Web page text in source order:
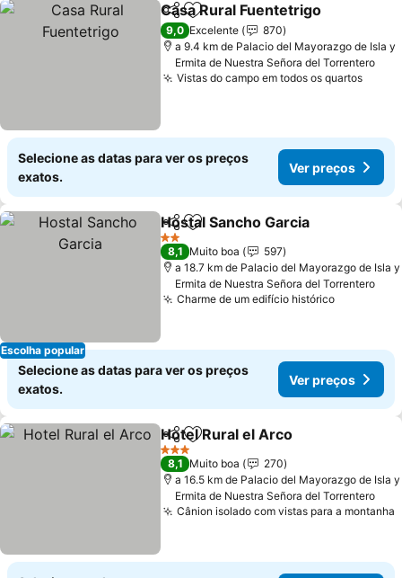
PartilharAdicionar aos favoritos
Casa Rural Fuentetrigo
9,0 Excelente
870
a 9.4 km de Palacio del Mayorazgo de Isla y
Ermita de Nuestra Señora del Torrentero
Vistas do campo em todos os quartos
Selecione as datas para ver os preços
exatos.
Ver preços
Escolha popular
PartilharAdicionar aos favoritos
Hostal Sancho Garcia
2 Estrelas
8,1 Muito boa
597
a 18.7 km de Palacio del Mayorazgo de Isla y
Ermita de Nuestra Señora del Torrentero
Charme de um edifício histórico
Selecione as datas para ver os preços
exatos.
Ver preços
PartilharAdicionar aos favoritos
Hotel Rural el Arco
3 Estrelas
8,1 Muito boa
270
a 16.5 km de Palacio del Mayorazgo de Isla y
Ermita de Nuestra Señora del Torrentero
Cânion isolado com vistas para a montanha